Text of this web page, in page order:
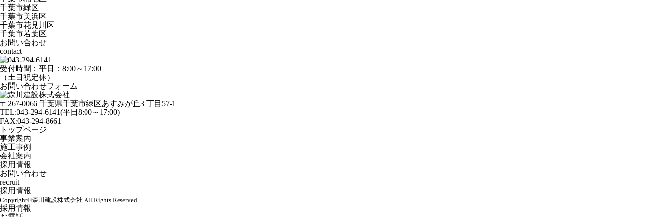
千葉市緑区
千葉市美浜区
千葉市花見川区
千葉市若葉区
お問い合わせ
contact
受付時間：平日：8:00～17:00
（土日祝定休）
お問い合わせフォーム
〒267-0066 千葉県千葉市緑区あすみが丘3 丁目57-1
TEL:043-294-6141(平日8:00～17:00)
FAX:043-294-8661
トップページ
事業案内
施工事例
会社案内
採用情報
お問い合わせ
recruit
採用情報
Copyright©森川建設株式会社 All Rights Reserved.
採用情報